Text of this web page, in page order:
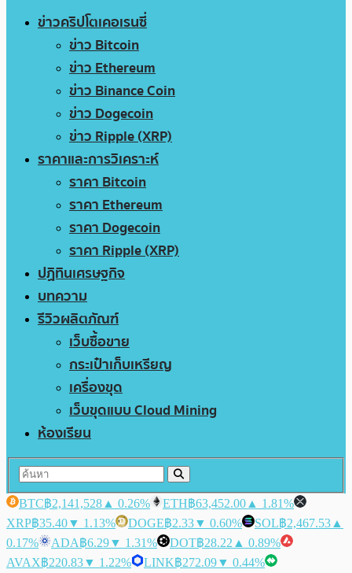
ข่าวคริปโตเคอเรนซี่
ข่าว Bitcoin
ข่าว Ethereum
ข่าว Binance Coin
ข่าว Dogecoin
ข่าว Ripple (XRP)
ราคาและการวิเคราะห์
ราคา Bitcoin
ราคา Ethereum
ราคา Dogecoin
ราคา Ripple (XRP)
ปฏิทินเศรษฐกิจ
บทความ
รีวิวผลิตภัณฑ์
เว็บซื้อขาย
กระเป๋าเก็บเหรียญ
เครื่องขุด
เว็บขุดแบบ Cloud Mining
ห้องเรียน
BTC฿2,141,528 ▲ 0.26% ETH฿63,452.00 ▲ 1.81%
XRP฿35.40▼ 1.13% DOGE฿2.33▼ 0.60% SOL฿2,467.53 ▲
0.17%
ADA฿6.29▼ 1.31% DOT฿28.22 ▲ 0.89%
AVAX฿220.83▼ 1.22% LINK฿272.09▼ 0.44%